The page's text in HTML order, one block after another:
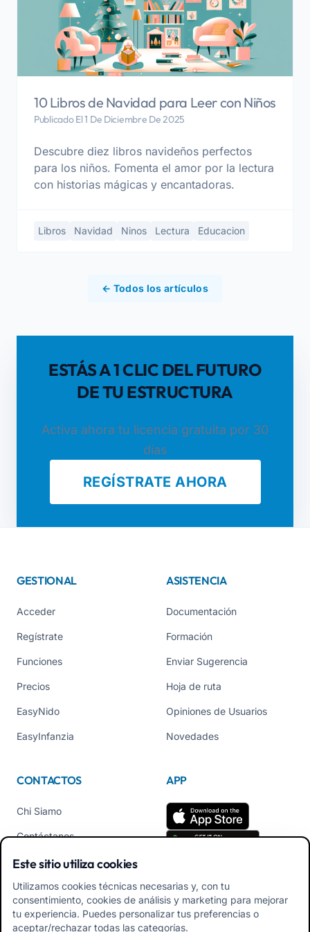
10 Libros de Navidad para Leer con Niños
Publicado El 1 De Diciembre De 2025
Descubre diez libros navideños perfectos
para los niños. Fomenta el amor por la lectura
con historias mágicas y encantadoras.
Libros Navidad Ninos Lectura Educacion
← Todos los artículos
ESTÁS A 1 CLIC DEL FUTURO
DE TU ESTRUCTURA
Activa ahora tu licencia gratuita por 30
días
REGÍSTRATE AHORA
GESTIONAL
Acceder
Regístrate
Funciones
Precios
EasyNido
EasyInfanzia
ASISTENCIA
Documentación
Formación
Enviar Sugerencia
Hoja de ruta
Opiniones de Usuarios
Novedades
CONTACTOS
Chi Siamo
Contáctanos
Tel +39 02 84152514
APP
Descarga APK App
Familiares
Descarga APK App
Este sitio utiliza cookies
Utilizamos cookies técnicas necesarias y, con tu
consentimiento, cookies de análisis y marketing para mejorar
tu experiencia. Puedes personalizar tus preferencias o
aceptar/rechazar todas las categorías.